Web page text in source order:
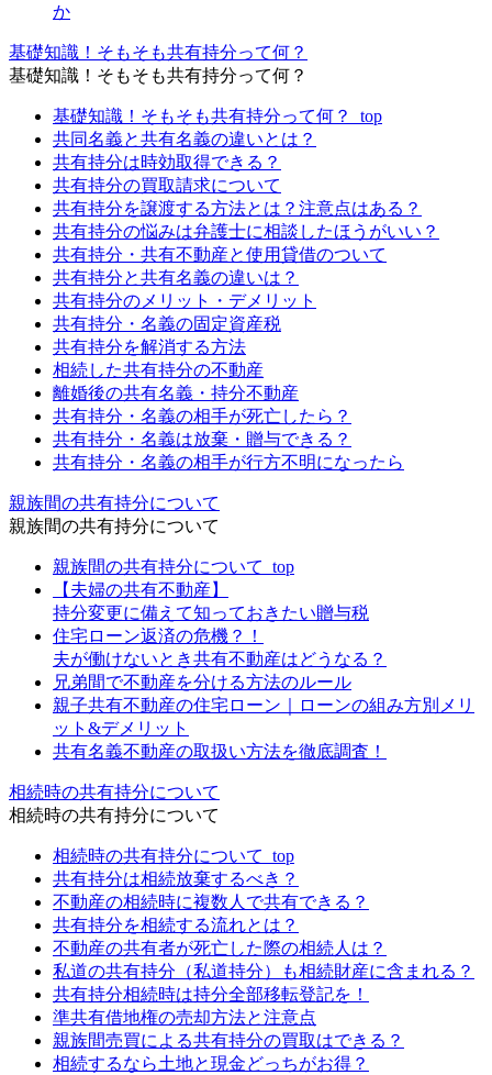
か
基礎知識！そもそも共有持分って何？
基礎知識！そもそも共有持分って何？
基礎知識！そもそも共有持分って何？_top
共同名義と共有名義の違いとは？
共有持分は時効取得できる？
共有持分の買取請求について
共有持分を譲渡する方法とは？注意点はある？
共有持分の悩みは弁護士に相談したほうがいい？
共有持分・共有不動産と使用貸借のついて
共有持分と共有名義の違いは？
共有持分のメリット・デメリット
共有持分・名義の固定資産税
共有持分を解消する方法
相続した共有持分の不動産
離婚後の共有名義・持分不動産
共有持分・名義の相手が死亡したら？
共有持分・名義は放棄・贈与できる？
共有持分・名義の相手が行方不明になったら
親族間の共有持分について
親族間の共有持分について
親族間の共有持分について_top
【夫婦の共有不動産】
持分変更に備えて知っておきたい贈与税
住宅ローン返済の危機？！
夫が働けないとき共有不動産はどうなる？
兄弟間で不動産を分ける方法のルール
親子共有不動産の住宅ローン｜ローンの組み方別メリ
ット&デメリット
共有名義不動産の取扱い方法を徹底調査！
相続時の共有持分について
相続時の共有持分について
相続時の共有持分について_top
共有持分は相続放棄するべき？
不動産の相続時に複数人で共有できる？
共有持分を相続する流れとは？
不動産の共有者が死亡した際の相続人は？
私道の共有持分（私道持分）も相続財産に含まれる？
共有持分相続時は持分全部移転登記を！
準共有借地権の売却方法と注意点
親族間売買による共有持分の買取はできる？
相続するなら土地と現金どっちがお得？